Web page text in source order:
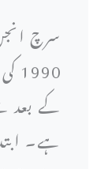
سرچ
کے بعد
ہے۔